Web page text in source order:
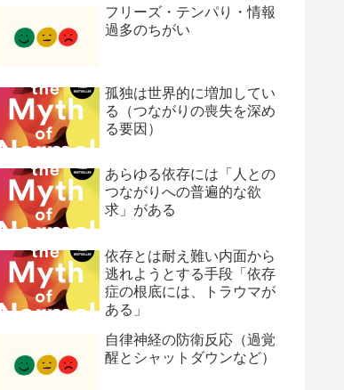
フリーズ・テンパり・情報
過多のちがい
孤独は世界的に増加してい
る（つながりの喪失を深め
る要因）
あらゆる依存には「人との
つながりへの普遍的な欲
求」がある
依存とは耐え難い内面から
逃れようとする手段「依存
症の根底には、トラウマが
ある」
自律神経の防衛反応（過覚
醒とシャットダウンなど）